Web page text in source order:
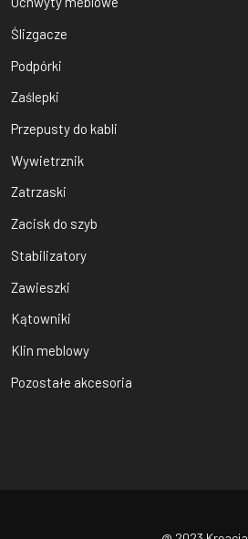
Ślizgacze
Podpórki
Zaślepki
Przepusty do kabli
Wywietrznik
Zatrzaski
Zacisk do szyb
Stabilizatory
Zawieszki
Kątowniki
Klin meblowy
Pozostałe akcesoria